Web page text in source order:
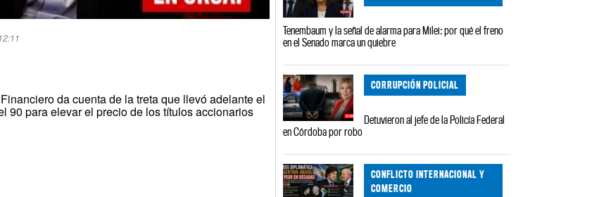
da cuenta de la treta que llevó adelante el
90 para elevar el precio de los títulos accionarios
Tenembaum y la señal de alarma para Milei: por qué el freno
en el Senado marca un quiebre
CORRUPCIÓN POLICIAL
Detuvieron al jefe de la Policía Federal
en Córdoba por robo
CONFLICTO INTERNACIONAL Y
COMERCIO